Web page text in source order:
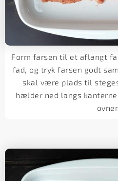
Form farsen til et aflangt
fad, og tryk farsen godt
skal være plads til
hælder ned langs